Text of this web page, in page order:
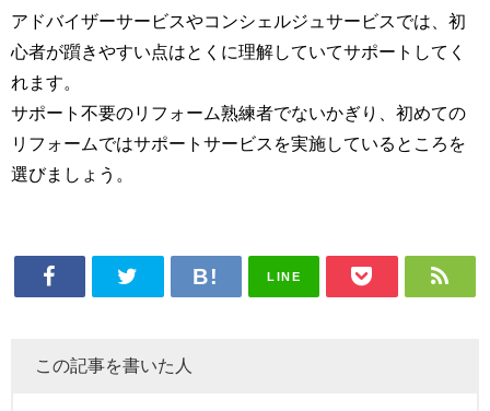
アドバイザーサービスやコンシェルジュサービスでは、初
心者が躓きやすい点はとくに理解していてサポートしてく
れます。
サポート不要のリフォーム熟練者でないかぎり、初めての
リフォームではサポートサービスを実施しているところを
選びましょう。
LINE
この記事を書いた人